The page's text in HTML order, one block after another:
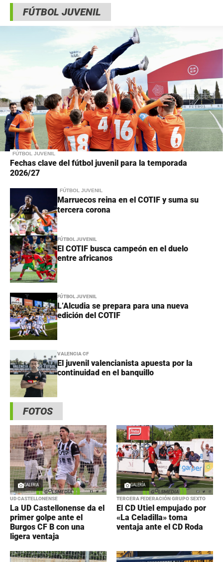
FÚTBOL JUVENIL
FÚTBOL JUVENIL
Fechas clave del fútbol juvenil para la temporada
2026/27
FÚTBOL JUVENIL
Marruecos reina en el COTIF y suma su
tercera corona
FÚTBOL JUVENIL
El COTIF busca campeón en el duelo
entre africanos
FÚTBOL JUVENIL
L’Alcudia se prepara para una nueva
edición del COTIF
VALENCIA CF
El juvenil valencianista apuesta por la
continuidad en el banquillo
FOTOS
GALERÍA
UD CASTELLONENSE
La UD Castellonense da el
primer golpe ante el
Burgos CF B con una
ligera ventaja
GALERÍA
TERCERA FEDERACIÓN GRUPO SEXTO
El CD Utiel empujado por
«La Celadilla» toma
ventaja ante el CD Roda